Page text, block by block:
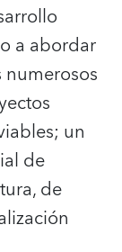
a abordar
numerosos
un
de
de